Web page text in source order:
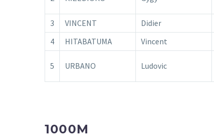
3 VINCENT Didier
4
HITABATUMA Vincent
5 URBANO Ludovic
1000M